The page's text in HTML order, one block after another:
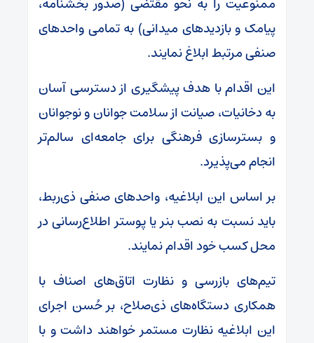
پیامک و بازدیدهای میدانی) به تمامی واحدهای
صنفی مرتبط ابلاغ نمایند.
این اقدام با هدف پیشگیری از دسترسی آسان
به دخانیات، صیانت از سلامت جوانان و نوجوانان
و بسترسازی فرهنگی برای جامعه‌ای سالم‌تر
انجام می‌پذیرد.
بر اساس این ابلاغیه، واحدهای صنفی ذی‌ربط،
باید نسبت به نصب بنر یا پوستر اطلاع‌رسانی در
محل کسب خود اقدام نمایند.
تیم‌های بازرسی و نظارت اتاق‌های اصناف با
همکاری دستگاه‌های ذی‌صلاح، بر حُسن اجرای
این ابلاغیه نظارت مستمر خواهند داشت و با